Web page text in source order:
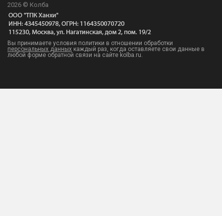
2026 © Колба
Вы принимаете условия политики в отношении обработки
персональных данных каждый раз, когда оставляете свои данные в
любой форме обратной связи на сайте kolba.ru.